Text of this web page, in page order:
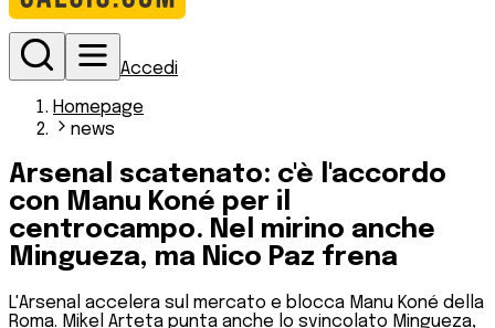
Accedi
Homepage
news
Arsenal scatenato: c'è l'accordo
con Manu Koné per il
centrocampo. Nel mirino anche
Mingueza, ma Nico Paz frena
L'Arsenal accelera sul mercato e blocca Manu Koné della
Roma. Mikel Arteta punta anche lo svincolato Mingueza,